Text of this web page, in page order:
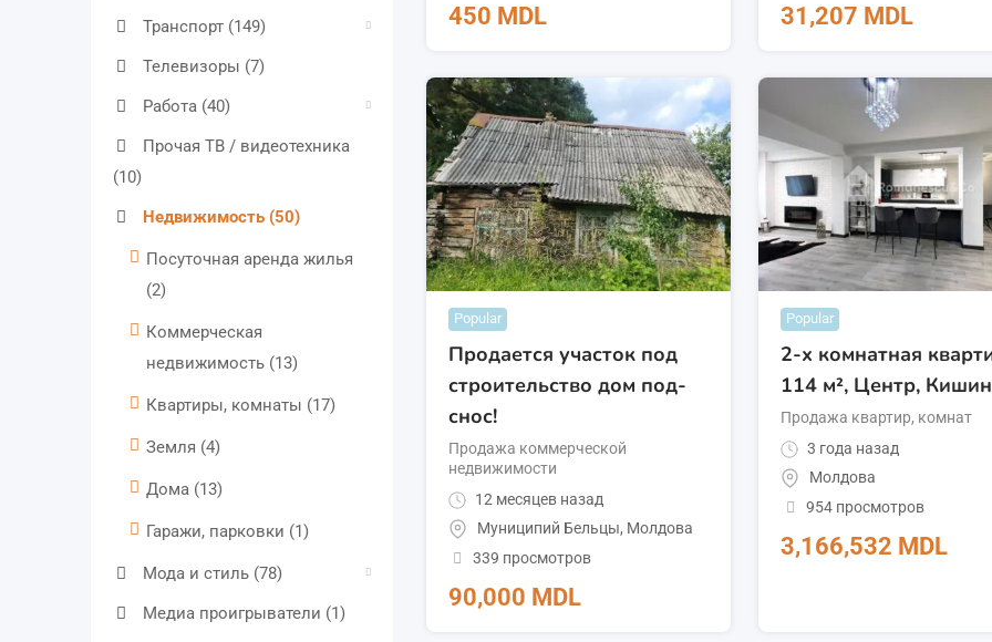
Транспорт (149)
Телевизоры (7)
Работа (40)
Прочая ТВ / видеотехника
(10)
Недвижимость (50)
Посуточная аренда жилья
(2)
Коммерческая
недвижимость (13)
Квартиры, комнаты (17)
Земля (4)
Дома (13)
Гаражи, парковки (1)
Мода и стиль (78)
Медиа проигрыватели (1)
450 MDL 31,207 MDL
Popular
Продается участок под
строительство дом под-
снос!
Продажа коммерческой
недвижимости
12 месяцев назад
Муниципий Бельцы, Молдова
339 просмотров
90,000 MDL
Popular
2-х комнатная
114 м², Центр,
Продажа квартир, комнат
3 года назад
Молдова
954 просмотров
3,166,532 MDL